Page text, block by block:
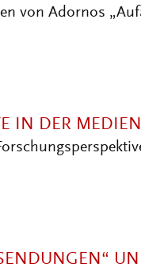
von Adornos
IN DER